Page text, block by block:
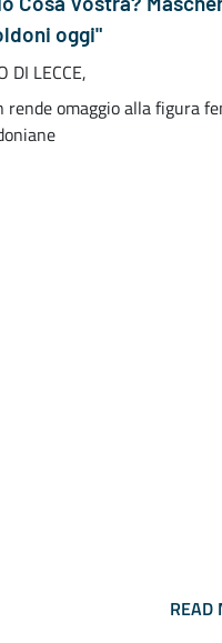
oggi"
DI LECCE,
rende omaggio alla figura
READ